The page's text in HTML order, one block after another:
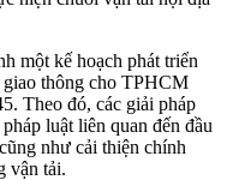
một kế hoạch phát triển
giao thông cho TPHCM
Theo đó, các giải pháp
luật liên quan đến đầu
như cải thiện chính
vận tải.